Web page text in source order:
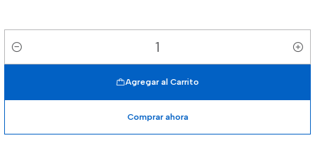
Cantidad
Agregar al Carrito
Comprar ahora